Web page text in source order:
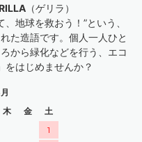
（ゲリラ）
地球を救おう！”という、
た造語です。個人一人ひと
から緑化などを行う、エコ
をはじめませんか？
木 金
土
1